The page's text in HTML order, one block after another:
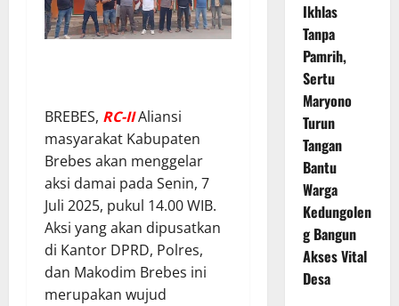
BREBES, RC-IIAliansi
masyarakat Kabupaten
Brebes akan menggelar
aksi damai pada Senin, 7
Juli 2025, pukul 14.00 WIB.
Aksi yang akan dipusatkan
di Kantor DPRD, Polres,
dan Makodim Brebes ini
merupakan wujud
Ikhlas
Tanpa
Pamrih,
Sertu
Maryono
Turun
Tangan
Bantu
Warga
Kedungolen
g Bangun
Akses Vital
Desa